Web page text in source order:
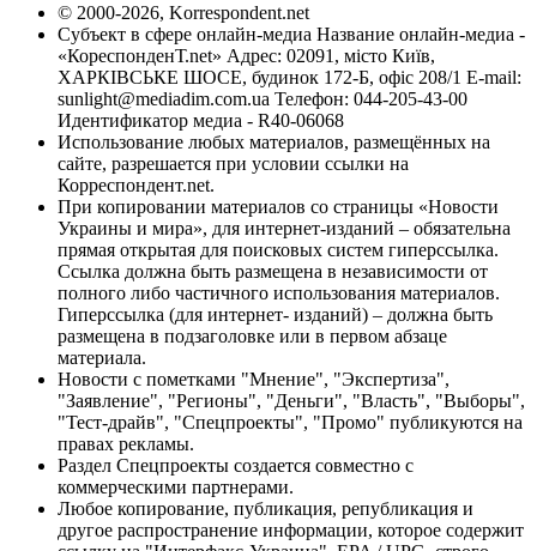
© 2000-2026, Korrespondent.net
Субъект в сфере онлайн-медиа Название онлайн-медиа -
«КореспонденТ.net» Адрес: 02091, місто Київ,
ХАРКІВСЬКЕ ШОСЕ, будинок 172-Б, офіс 208/1 E-mail:
sunlight@mediadim.com.ua Телефон: 044-205-43-00
Идентификатор медиа - R40-06068
Использование любых материалов, размещённых на
сайте, разрешается при условии ссылки на
Корреспондент.net.
При копировании материалов со страницы «Новости
Украины и мира», для интернет-изданий – обязательна
прямая открытая для поисковых систем гиперссылка.
Ссылка должна быть размещена в независимости от
полного либо частичного использования материалов.
Гиперссылка (для интернет- изданий) – должна быть
размещена в подзаголовке или в первом абзаце
материала.
Новости с пометками "Мнение", "Экспертиза",
"Заявление", "Регионы", "Деньги", "Власть", "Выборы",
"Тест-драйв", "Спецпроекты", "Промо" публикуются на
правах рекламы.
Раздел Спецпроекты создается совместно с
коммерческими партнерами.
Любое копирование, публикация, републикация и
другое распространение информации, которое содержит